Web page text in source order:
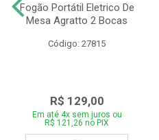
Fogão Portátil Eletrico De
Mesa Agratto 2 Bocas
Código: 27815
R$ 129,00
Em até 4x sem juros ou
R$ 121,26 no PIX